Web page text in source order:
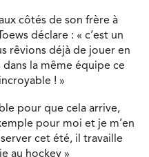
côtés de son frère à
déclare : « c’est un
rêvions déjà de jouer en
la même équipe ce
! »
pour que cela arrive,
pour moi et je m’en
cet été, il travaille
au hockey »